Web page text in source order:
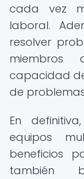
cada vez
laboral.
resolver
miembros
capacidad
de
En
equipos
beneficios
también